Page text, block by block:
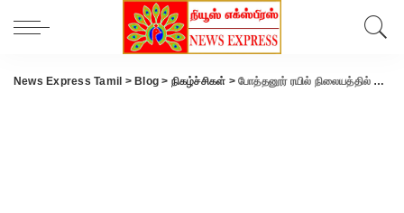
News Express Tamil > Blog > நிகழ்ச்சிகள் >போத்தனூர் ரயில் நிலையத்தில் குவிந்து கிடக்கும் குப்பையால் துர்நாற்றம்; பயணிகள் அவதி; அதேபோல் கோவை ரயில் நிலையத்தில் தெருநாய் தொல்லை.!